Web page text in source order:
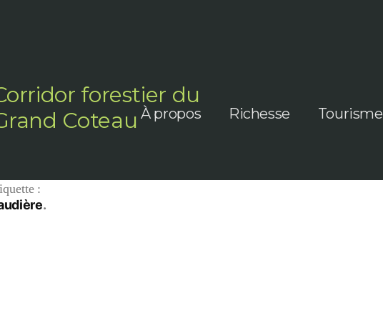
forestier du
Coteau À propos Richesse Tourisme
: